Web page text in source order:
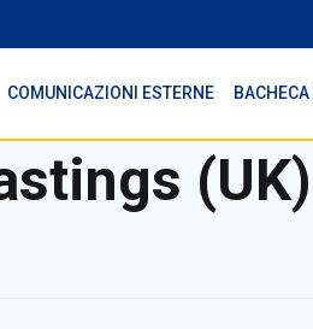
COMUNICAZIONI ESTERNE
(UK)